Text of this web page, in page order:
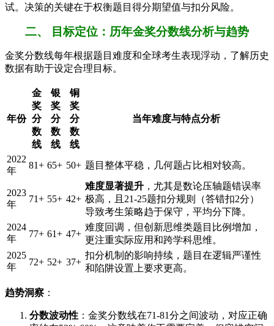
试。决策的关键在于权衡题目得分期望值与扣分风险。
二、 目标定位：历年金奖分数线分析与趋势
金奖分数线每年根据题目难度和全球考生表现浮动，了解历史
数据有助于设定合理目标。
年份
金
奖
分
数
线
银
奖
分
数
线
铜
奖
分
数
线
当年难度与特点分析
2022
年
81+ 65+ 50+ 题目整体平稳，几何题占比相对较高。
2023
年
71+ 55+ 42+
难度显著提升 ，尤其是数论压轴题错误率
极高，且21-25题扣分规则（答错扣2分）
导致考生策略趋于保守，平均分下降。
2024
年
77+ 61+ 47+
难度回调，但创新思维类题目比例增加，
更注重实际应用和跨学科思维。
2025
年
72+ 52+ 37+
扣分机制的影响持续，题目在逻辑严谨性
和陷阱设置上要求更高。
趋势洞察 ：
分数波动性 ：金奖分数线在71-81分之间波动，对应正确